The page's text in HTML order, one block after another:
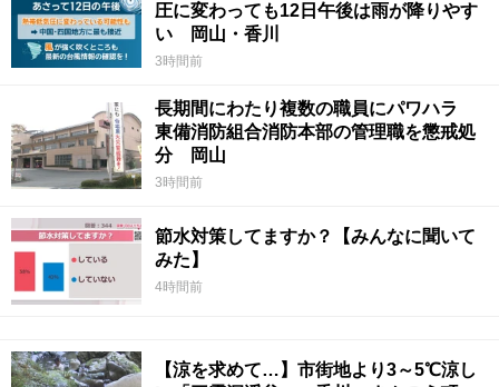
圧に変わっても12日午後は雨が降りやす
い 岡山・香川
3時間前
長期間にわたり複数の職員にパワハラ
東備消防組合消防本部の管理職を懲戒処
分 岡山
3時間前
節水対策してますか？【みんなに聞いて
みた】
4時間前
【涼を求めて…】市街地より3～5℃涼し